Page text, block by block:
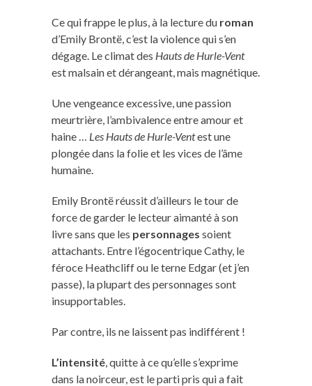
Ce qui frappe le plus, à la lecture du roman
d’Emily Brontë, c’est la violence qui s’en
dégage. Le climat des Hauts de Hurle-Vent
est malsain et dérangeant, mais magnétique.
Une vengeance excessive, une passion
meurtrière, l’ambivalence entre amour et
haine … Les Hauts de Hurle-Ventest une
plongée dans la folie et les vices de l’âme
humaine.
Emily Brontë réussit d’ailleurs le tour de
force de garder le lecteur aimanté à son
livre sans que les personnages soient
attachants. Entre l’égocentrique Cathy, le
féroce Heathcliff ou le terne Edgar (et j’en
passe), la plupart des personnages sont
insupportables.
Par contre, ils ne laissent pas indifférent !
L’intensité , quitte à ce qu’elle s’exprime
dans la noirceur, est le parti pris qui a fait